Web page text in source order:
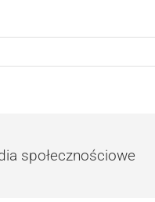
społecznościowe